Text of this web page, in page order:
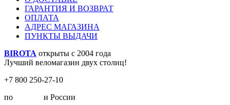
ГАРАНТИЯ И ВОЗВРАТ
ОПЛАТА
АДРЕС МАГАЗИНА
ПУНКТЫ ВЫДАЧИ
BIROTA открыты с 2004 года
Лучший веломагазин двух столиц!
+7 800 250-27-10
по
и России